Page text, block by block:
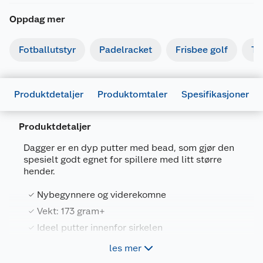
Oppdag mer
Fotballutstyr Padelracket Frisbee golf
Produktdetaljer Produktomtaler Spesifikasjoner
Produktdetaljer
Dagger er en dyp putter med bead, som gjør den
spesielt godt egnet for spillere med litt større
hender.
Nybegynnere og viderekomne
Vekt: 173 gram+
Ideel putter innenfor sirkelen
les mer
Generelt
Leverandørens
artikkelnummer